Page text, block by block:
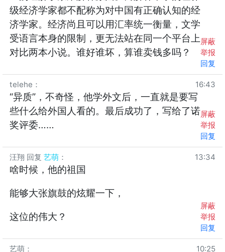
级经济学家都不配称为对中国有正确认知的经
济学家。经济尚且可以用汇率统一衡量，文学
受语言本身的限制，更无法站在同一个平台上
对比两本小说。谁好谁坏，算谁卖钱多吗？
屏蔽
举报
回复
telehe ： 16:43
“异质”，不奇怪，他学外文后，一直就是要写
些什么给外国人看的。最后成功了，写给了诺
奖评委……
屏蔽
举报
回复
汪翔 回复 艺萌 ： 13:34
啥时候，他的祖国
能够大张旗鼓的炫耀一下，
这位的伟大？
屏蔽
举报
回复
艺萌 ： 10:25